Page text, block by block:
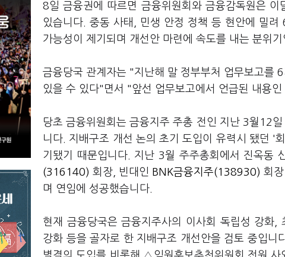
8일 금융권에 따르면 금융위원회와 금융감독원은
있습니다. 중동 사태, 민생 안정 정책 등 현안에 밀
가능성이 제기되며 개선안 마련에 속도를 내는 분위기
금융당국 관계자는 "지난해 말 정부부처 업무보고를
있을 수 있다"면서 "앞선 업무보고에서 언급된 내용
당초 금융위원회는 금융지주 주총 전인 지난 3월12
니다. 지배구조 개선 논의 초기 도입이 유력시 됐던 '
기됐기 때문입니다. 지난 3월 주주총회에서 진옥동
(316140) 회장, 빈대인 BNK금융지주(138930) 회
며 연임에 성공했습니다.
현재 금융당국은 금융지주사의 이사회 독립성 강화
강화 등을 골자로 한 지배구조 개선안을 검토 중입